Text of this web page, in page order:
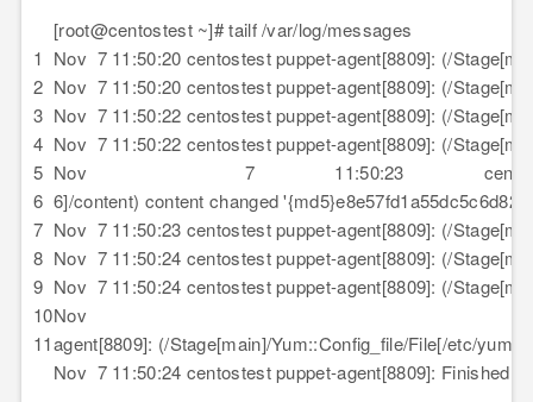
1
2
3
4
5
6
7
8
9
10
11
[root@centostest ~]# tailf /var/log/messages
Nov 7 11:50:20 centostest puppet-agent[8809]: (/
Nov 7 11:50:20 centostest puppet-agent[8809]: (/
Nov 7 11:50:22 centostest puppet-agent[8809]: (/
Nov 7 11:50:22 centostest puppet-agent[8809]: (/
Nov 7 11:50:23 centostest puppet-
6]/content) content changed
Nov 7 11:50:23 centostest puppet-agent[8809]: (/
Nov 7 11:50:24 centostest puppet-agent[8809]: (/
Nov 7 11:50:24 centostest puppet-agent[8809]: (/
Nov 7
agent[8809]: (/Stage[main]/Yum::Config_file/File[/etc/
Nov 7 11:50:24 centostest puppet-agent[8809]: Finished